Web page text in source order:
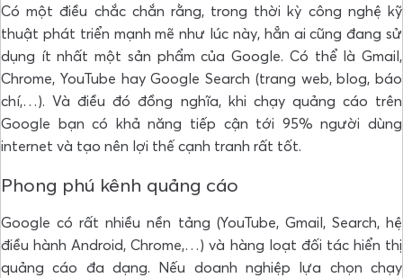
Có một điều chắc chắn rằng, trong thời kỳ công nghệ kỹ
thuật phát triển mạnh mẽ như lúc này, hẳn ai cũng đang sử
dụng ít nhất một sản phẩm của Google. Có thể là Gmail,
Chrome, YouTube hay Google Search (trang web, blog, báo
chí,…). Và điều đó đồng nghĩa, khi chạy quảng cáo trên
Google bạn có khả năng tiếp cận tới 95% người dùng
internet và tạo nên lợi thế cạnh tranh rất tốt.
Phong phú kênh quảng cáo
Google có rất nhiều nền tảng (YouTube, Gmail, Search, hệ
điều hành Android, Chrome,…) và hàng loạt đối tác hiển thị
quảng cáo đa dạng. Nếu doanh nghiệp lựa chọn chạy